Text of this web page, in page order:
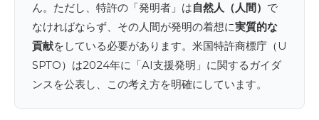
ん。ただし、特許の「発明者」は自然人（人間） で
なければならず、その人間が発明の着想に実質的な
貢献をしている必要があります。米国特許商標庁（U
SPTO）は2024年に「AI支援発明」に関するガイダ
ンスを公表し、この考え方を明確にしています。